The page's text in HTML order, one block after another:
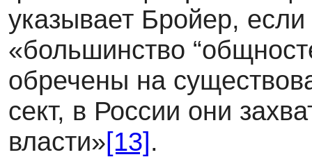
указывает Бройер,
«большинство
обречены на
сект, в России они
власти»[13].